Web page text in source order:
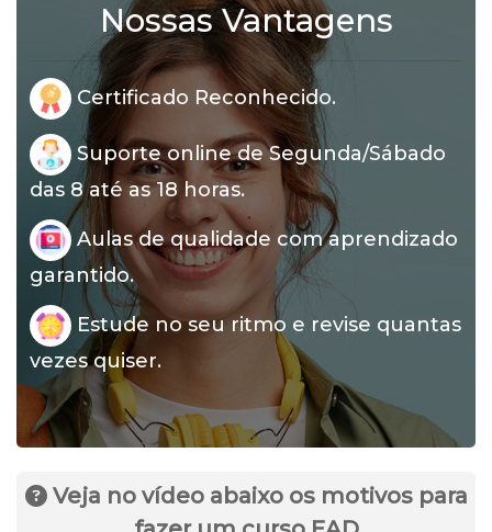
Nossas Vantagens
Certificado Reconhecido.
Suporte online de Segunda/Sábado
das 8 até as 18 horas.
Aulas de qualidade com aprendizado
garantido.
Estude no seu ritmo e revise quantas
vezes quiser.
Veja no vídeo abaixo os motivos para